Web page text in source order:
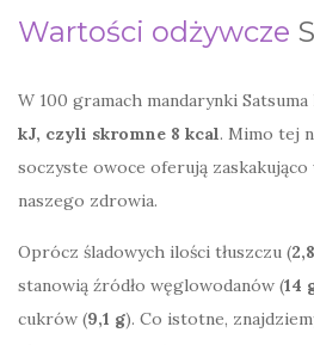
Wartości odżywcze
W 100 gramach mandarynki
kJ, czyli skromne 8 kcal. Mimo tej
soczyste owoce oferują
naszego zdrowia.
Oprócz śladowych ilości tłuszczu (
stanowią źródło węglowodanów (14
cukrów (9,1 g). Co istotne,